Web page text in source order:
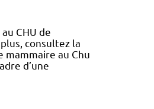
CHU de
consultez la
mammaire au Chu
d’une